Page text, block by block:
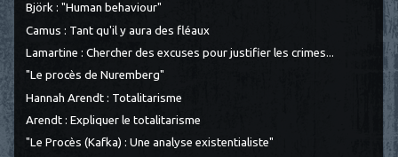
Björk : "Human behaviour"
Camus : Tant qu'il y aura des fléaux
Lamartine : Chercher des excuses pour justifier les crimes...
"Le procès de Nuremberg"
Hannah Arendt : Totalitarisme
Arendt : Expliquer le totalitarisme
"Le Procès (Kafka) : Une analyse existentialiste"